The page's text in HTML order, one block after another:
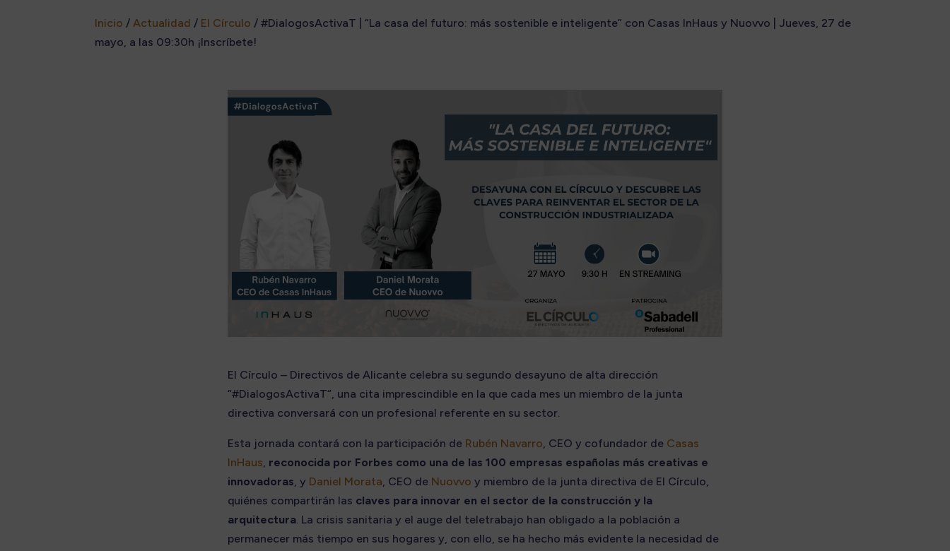
Inicio /Actualidad / El Círculo /#DialogosActivaT | “La casa del futuro: más sostenible e inteligente” con Casas InHaus y Nuovvo | Jueves, 27 de
mayo, a las 09:30h ¡Inscríbete!
El Círculo – Directivos de Alicante celebra su segundo desayuno de alta dirección
“#DialogosActivaT“, una cita imprescindible en la que cada mes un miembro de la junta
directiva conversará con un profesional referente en su sector.
Esta jornada contará con la participación de Rubén Navarro , CEO y cofundador de Casas
InHaus reconocida por Forbes como una de las 100 empresas españolas más creativas e
innovadoras , y Daniel Morata , CEO de Nuovvo y miembro de la junta directiva de El Círculo,
quiénes compartirán las claves para innovar en el sector de la construcción y la
arquitectura . La crisis sanitaria y el auge del teletrabajo han obligado a la población a
permanecer más tiempo en sus hogares y, con ello, se ha hecho más evidente la necesidad de